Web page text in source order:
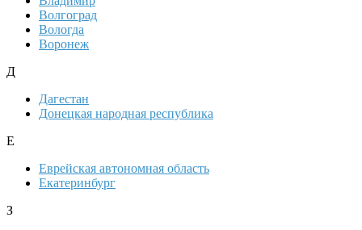
Волгоград
Вологда
Воронеж
Д
Дагестан
Донецкая народная республика
Е
Еврейская автономная область
Екатеринбург
З